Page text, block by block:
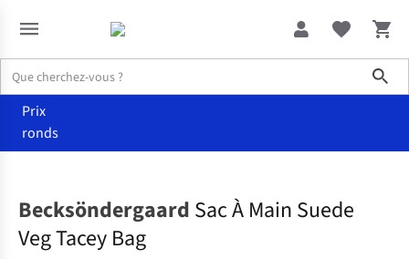
Prix
ronds
Becksöndergaard Sac À Main Suede
Veg Tacey Bag